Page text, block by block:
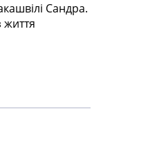
Сандра.
життя